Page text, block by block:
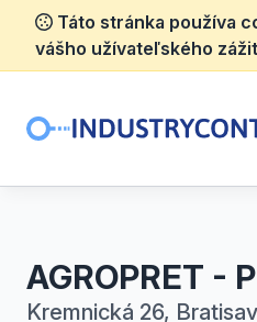
Táto stránka používa
vášho užívateľského
AGROPRET -
Kremnická 26,